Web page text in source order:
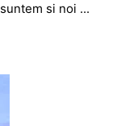
si noi ...